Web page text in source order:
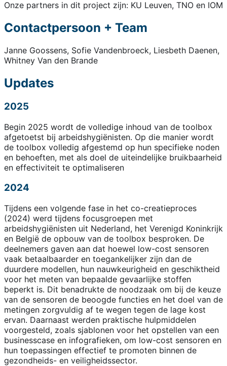
Onze partners in dit project zijn: KU Leuven, TNO en IOM
Contactpersoon + Team
Janne Goossens, Sofie Vandenbroeck, Liesbeth Daenen,
Whitney Van den Brande
Updates
2025
Begin 2025 wordt de volledige inhoud van de toolbox
afgetoetst bij arbeidshygiënisten. Op die manier wordt
de toolbox volledig afgestemd op hun specifieke noden
en behoeften, met als doel de uiteindelijke bruikbaarheid
en effectiviteit te optimaliseren
2024
Tijdens een volgende fase in het co-creatieproces
(2024) werd tijdens focusgroepen met
arbeidshygiënisten uit Nederland, het Verenigd Koninkrijk
en België de opbouw van de toolbox besproken. De
deelnemers gaven aan dat hoewel low-cost sensoren
vaak betaalbaarder en toegankelijker zijn dan de
duurdere modellen, hun nauwkeurigheid en geschiktheid
voor het meten van bepaalde gevaarlijke stoffen
beperkt is. Dit benadrukte de noodzaak om bij de keuze
van de sensoren de beoogde functies en het doel van de
metingen zorgvuldig af te wegen tegen de lage kost
ervan. Daarnaast werden praktische hulpmiddelen
voorgesteld, zoals sjablonen voor het opstellen van een
businesscase en infografieken, om low-cost sensoren en
hun toepassingen effectief te promoten binnen de
gezondheids- en veiligheidssector.